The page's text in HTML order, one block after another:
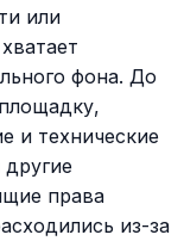
или
фона. До
и технические
права
из-за